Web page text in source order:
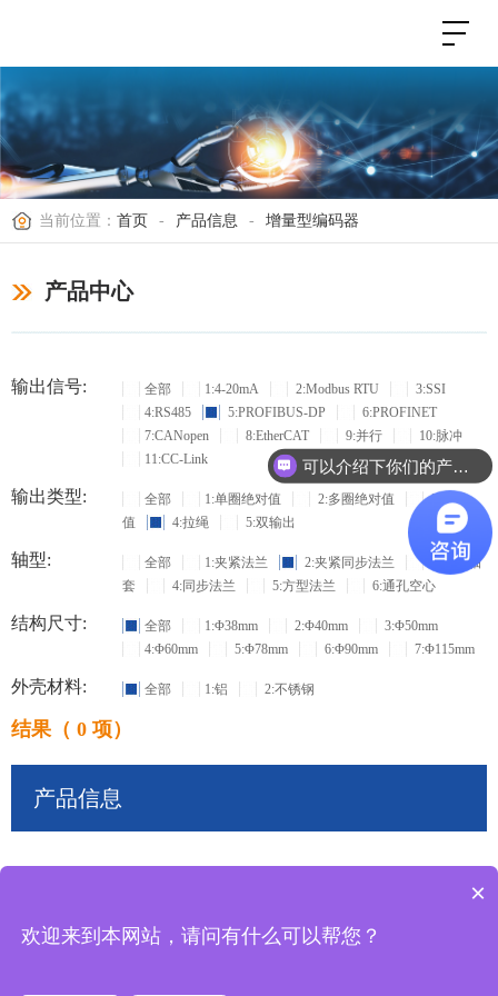
当前位置： 首页 - 产品信息 - 增量型编码器
产品中心
输出信号: 全部 1:4-20mA 2:Modbus RTU
3:SSI
4:RS485
5:PROFIBUS-DP
6:PROFINET
7:CANopen
8:EtherCAT 9:并行
10:脉冲
11:CC-Link
输出类型: 全部 1:单圈绝对值 2:多圈绝对值
3:增量
值
4:拉绳 5:双输出
轴型: 全部 1:夹紧法兰 2:夹紧同步法兰
3:盲孔轴
套
4:同步法兰 5:方型法兰 6:通孔空心
结构尺寸: 全部 1:Φ38mm 2:Φ40mm
3:Φ50mm
4:Φ60mm
5:Φ78mm 6:Φ90mm 7:Φ115mm
外壳材料: 全部 1:铝 2:不锈钢
结果（ 0 项）
产品信息
可以介绍下你们的产品么？
×
欢迎来到本网站，请问有什么可以帮您？